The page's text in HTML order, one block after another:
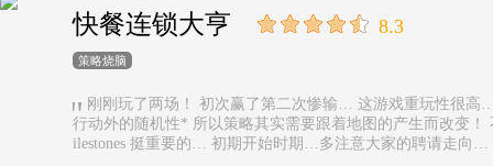
快餐连锁大亨 8.3
策略烧脑
刚刚玩了两场！ 初次赢了第二次惨输… 这游戏重玩性很高… 主要是唯一的随机性是地图… 除了玩家
行动外的随机性* 所以策略其实需要跟着地图的产生而改变！ 不能一直使用一样的科技书！ 然后记得m
ilestones 挺重要的… 初期开始时期…多注意大家的聘请走向